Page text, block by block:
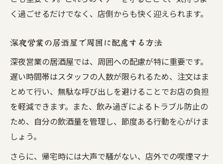
居酒屋深夜利用時に気を付けたいトラブル
居酒屋深夜タイムで安心して帰るための準
備
深夜営業の居酒屋で快適な体験をするコツ
く過ごせるだけでなく、店側からも快く迎えられます。
深夜営業の居酒屋で周囲に配慮する方法
深夜営業の居酒屋では、周囲への配慮が特に重要です。
遅い時間帯はスタッフの人数が限られるため、注文はま
とめて行い、無駄な呼び出しを避けることでお店の負担
を軽減できます。また、飲み過ぎによるトラブル防止の
ため、自分の飲酒量を管理し、節度ある行動を心がけま
しょう。
さらに、帰宅時には大声で騒がない、店外での喫煙マナ